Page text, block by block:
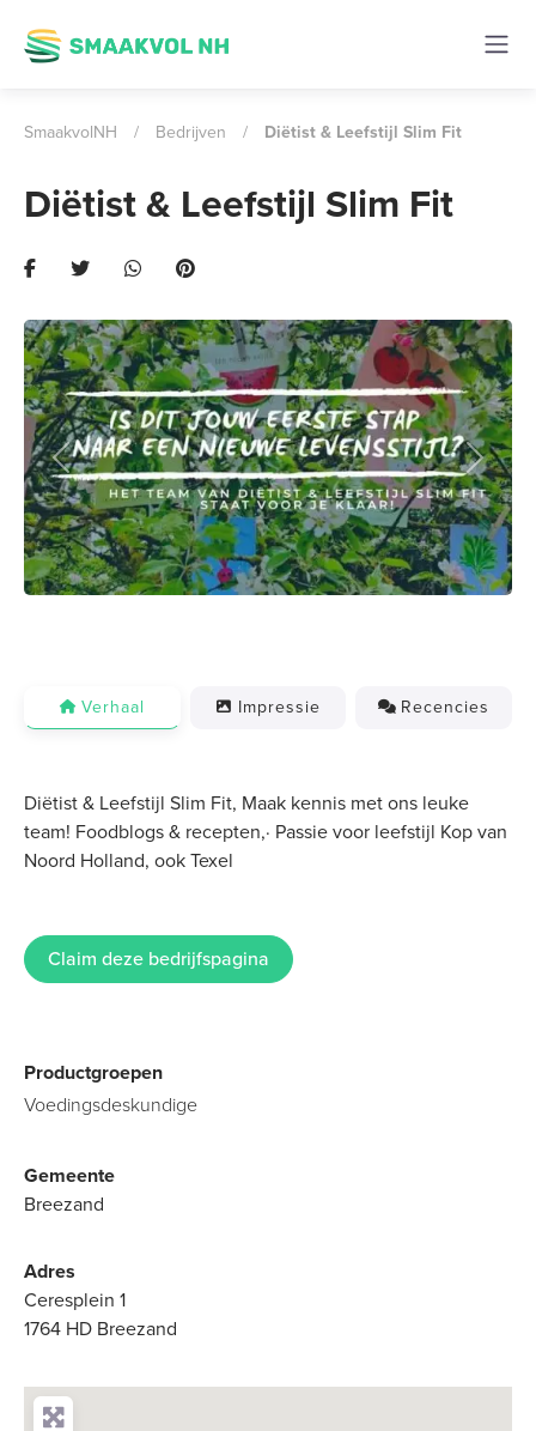
SmaakvolNH / Bedrijven / Diëtist & Leefstijl Slim Fit
Diëtist & Leefstijl Slim Fit
Previous Next
Verhaal Impressie Recencies
Diëtist & Leefstijl Slim Fit, Maak kennis met ons leuke
team! Foodblogs & recepten,· Passie voor leefstijl Kop van
Noord Holland, ook Texel
Claim deze bedrijfspagina
Productgroepen
Voedingsdeskundige
Gemeente
Breezand
Adres
Ceresplein 1
1764 HD Breezand